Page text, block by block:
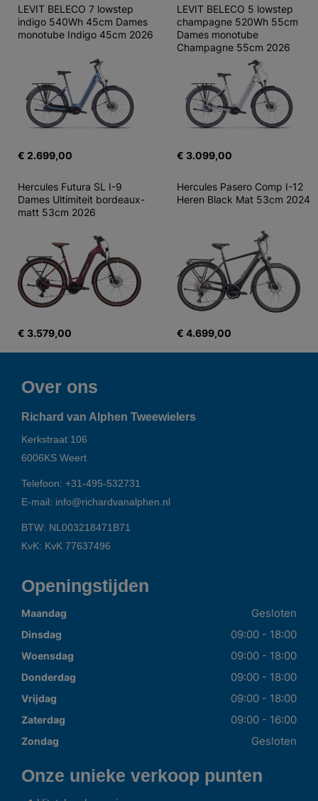
LEVIT BELECO 7 lowstep
indigo 540Wh 45cm Dames
monotube Indigo 45cm 2026
€ 2.699,00
LEVIT BELECO 5 lowstep
champagne 520Wh 55cm
Dames monotube
Champagne 55cm 2026
€ 3.099,00
Hercules Futura SL I-9
Dames Ultimiteit bordeaux-
matt 53cm 2026
€ 3.579,00
Hercules Pasero Comp I-12
Heren Black Mat 53cm 2024
€ 4.699,00
Over ons
Richard van Alphen Tweewielers
Kerkstraat 106
6006KS Weert
Telefoon: +31-495-532731
E-mail: info@richardvanalphen.nl
BTW: NL003218471B71
KvK: KvK 77637496
Openingstijden
Maandag Gesloten
Dinsdag 09:00 - 18:00
Woensdag 09:00 - 18:00
Donderdag 09:00 - 18:00
Vrijdag 09:00 - 18:00
Zaterdag 09:00 - 16:00
Zondag Gesloten
Onze unieke verkoop punten